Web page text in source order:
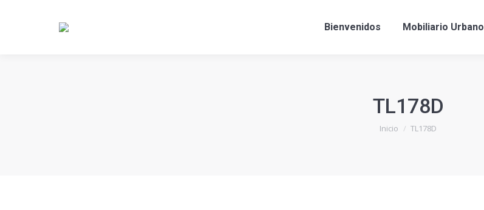
Bienvenidos Mobiliario Urbano
TL178D
Estás aquí:
Inicio TL178D